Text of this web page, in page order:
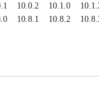
10.0.2 10.1.0
10.8.1 10.8.2